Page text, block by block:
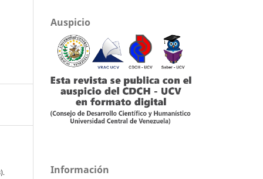
Auspicio
Información